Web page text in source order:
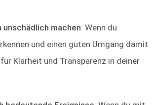
unschädlich machen: Wenn du
und einen guten Umgang damit
Klarheit und Transparenz in deiner